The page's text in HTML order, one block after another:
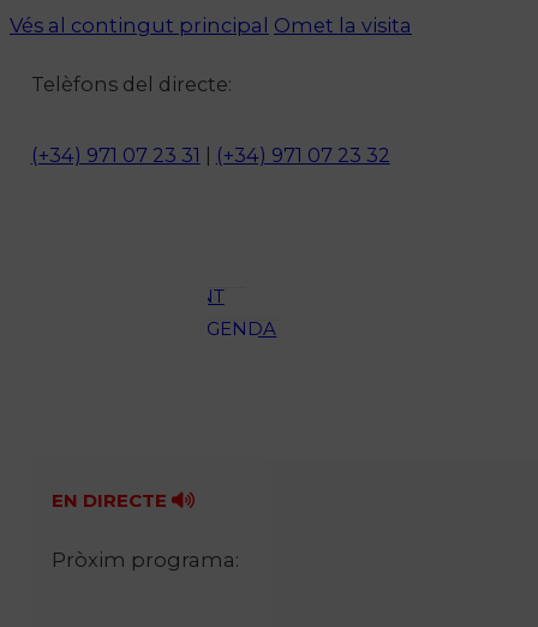
Vés al contingut principal Omet la visita
Telèfons del directe:
(+34) 971 07 23 31 (+34) 971 07 23 32
OCI
AMBIENT
AGENDA
Fes-te'n soci!
EN DIRECTE
Pròxim programa: